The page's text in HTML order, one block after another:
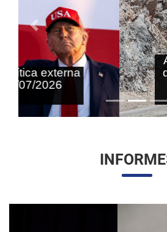
As terras raras nas
doméstica e
Brasil - 27/07/
Anterior